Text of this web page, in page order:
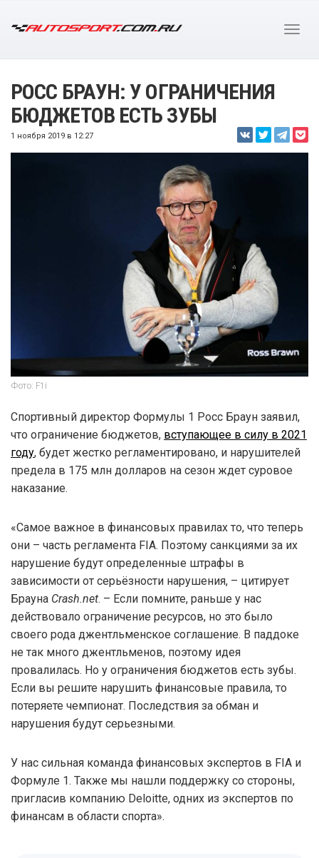
РОСС БРАУН: У ОГРАНИЧЕНИЯ
БЮДЖЕТОВ ЕСТЬ ЗУБЫ
1 ноября 2019 в 12:27
Фото: F1i
Спортивный директор Формулы 1 Росс Браун заявил,
что ограничение бюджетов, вступающее в силу в 2021
году, будет жестко регламентировано, и нарушителей
предела в 175 млн долларов на сезон ждет суровое
наказание.
«Самое важное в финансовых правилах то, что теперь
они – часть регламента FIA. Поэтому санкциями за их
нарушение будут определенные штрафы в
зависимости от серьёзности нарушения, – цитирует
Брауна Crash.net. – Если помните, раньше у нас
действовало ограничение ресурсов, но это было
своего рода джентльменское соглашение. В паддоке
не так много джентльменов, поэтому идея
провалилась. Но у ограничения бюджетов есть зубы.
Если вы решите нарушить финансовые правила, то
потеряете чемпионат. Последствия за обман и
нарушения будут серьезными.
У нас сильная команда финансовых экспертов в FIA и
Формуле 1. Также мы нашли поддержку со стороны,
пригласив компанию Deloitte, одних из экспертов по
финансам в области спорта».